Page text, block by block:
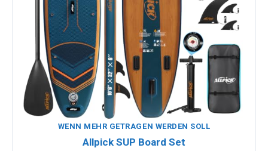
WENN MEHR GETRAGEN WERDEN SOLL
Allpick SUP Board Set